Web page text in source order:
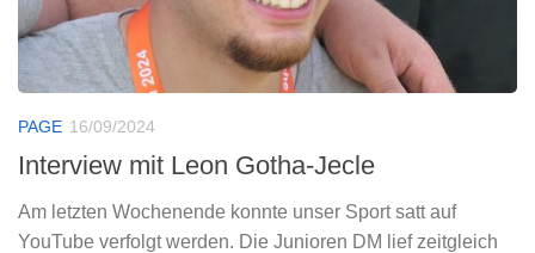
PAGE 16/09/2024
Interview mit Leon Gotha-Jecle
Am letzten Wochenende konnte unser Sport satt auf
YouTube verfolgt werden. Die Junioren DM lief zeitgleich